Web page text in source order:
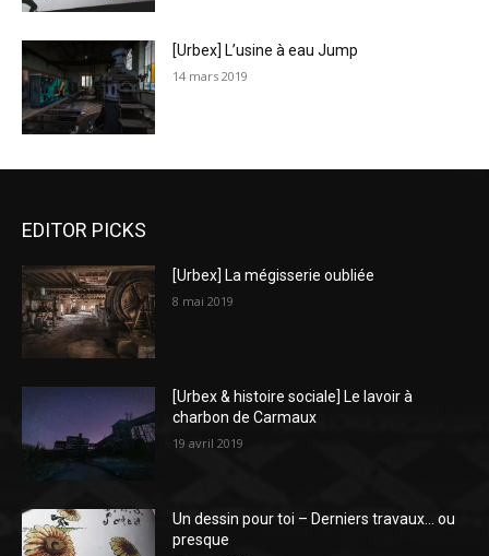
[Urbex] L’usine à eau Jump
14 mars 2019
EDITOR PICKS
[Urbex] La mégisserie oubliée
8 mai 2019
[Urbex & histoire sociale] Le lavoir à
charbon de Carmaux
19 avril 2019
Un dessin pour toi – Derniers travaux… ou
presque